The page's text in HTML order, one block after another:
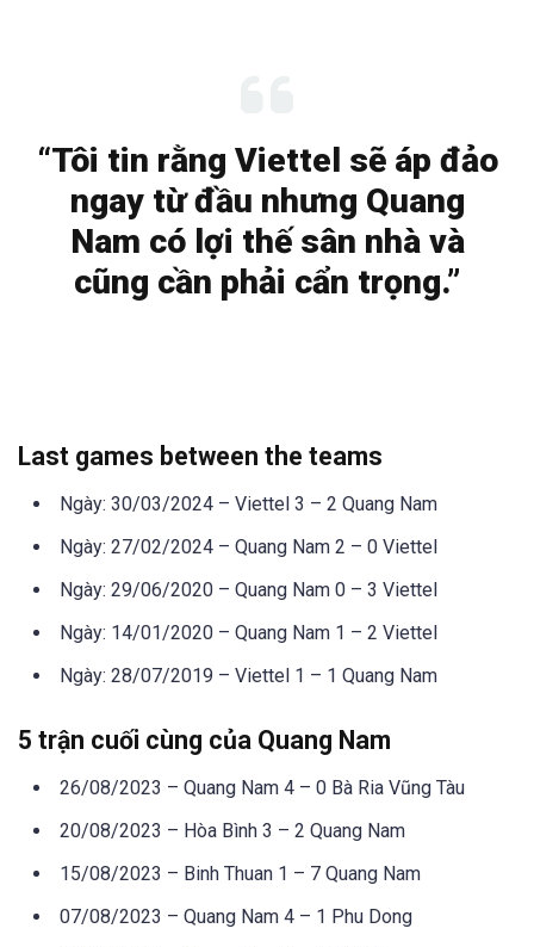
“Tôi tin rằng Viettel sẽ áp đảo
ngay từ đầu nhưng Quang
Nam có lợi thế sân nhà và
cũng cần phải cẩn trọng.”
Last games between the teams
Ngày: 30/03/2024 – Viettel 3 – 2 Quang Nam
Ngày: 27/02/2024 – Quang Nam 2 – 0 Viettel
Ngày: 29/06/2020 – Quang Nam 0 – 3 Viettel
Ngày: 14/01/2020 – Quang Nam 1 – 2 Viettel
Ngày: 28/07/2019 – Viettel 1 – 1 Quang Nam
5 trận cuối cùng của Quang Nam
26/08/2023 – Quang Nam 4 – 0 Bà Ria Vũng Tàu
20/08/2023 – Hòa Bình 3 – 2 Quang Nam
15/08/2023 – Binh Thuan 1 – 7 Quang Nam
07/08/2023 – Quang Nam 4 – 1 Phu Dong